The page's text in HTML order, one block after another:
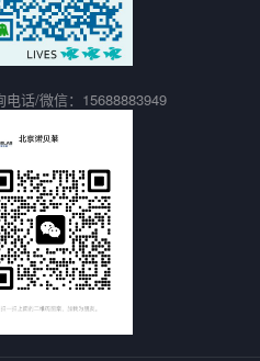
话/微信： 15688883949